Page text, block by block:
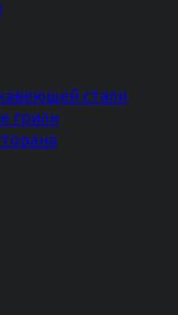
стали
грили